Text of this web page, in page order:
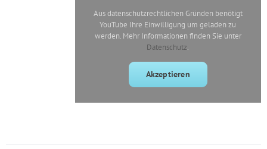
Aus datenschutzrechtlichen Gründen benötigt
YouTube Ihre Einwilligung um geladen zu
werden. Mehr Informationen finden Sie unter
Datenschutz.
Akzeptieren